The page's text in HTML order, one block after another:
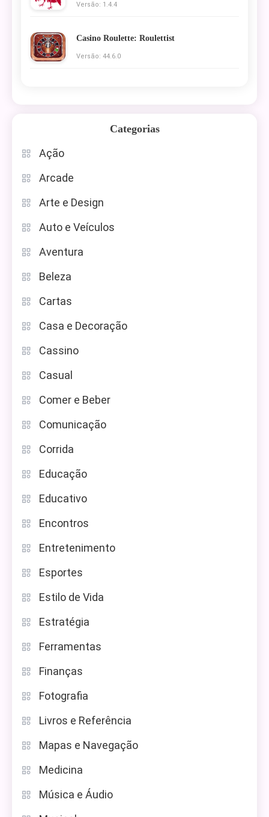
Versão: 1.4.4
Casino Roulette: Roulettist
Versão: 44.6.0
Categorias
Ação
Arcade
Arte e Design
Auto e Veículos
Aventura
Beleza
Cartas
Casa e Decoração
Cassino
Casual
Comer e Beber
Comunicação
Corrida
Educação
Educativo
Encontros
Entretenimento
Esportes
Estilo de Vida
Estratégia
Ferramentas
Finanças
Fotografia
Livros e Referência
Mapas e Navegação
Medicina
Música e Áudio